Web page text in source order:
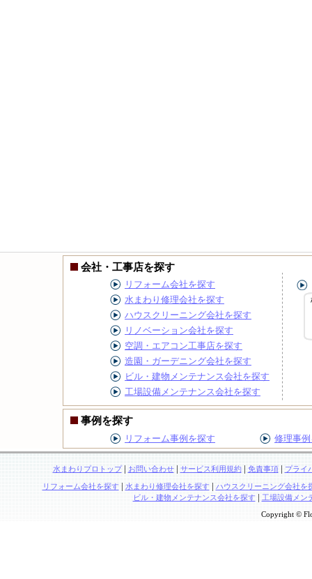
会社・工事店を探す
リフォーム会社を探す
水まわり修理会社を探す
ハウスクリーニング会社を探す
リノベーション会社を探す
空調・エアコン工事店を探す
造園・ガーデニング会社を探す
ビル・建物メンテナンス会社を探す
工場設備メンテナンス会社を探す
事例を探す
リフォーム事例を探す 修理事
水まわりプロトップ| お問い合わせ| サービス利用規約| 免責事項| プライ
リフォーム会社を探す | 水まわり修理会社を探す | ハウスクリーニング会社を
ビル・建物メンテナンス会社を探す| 工場設備メン
Copyright ©